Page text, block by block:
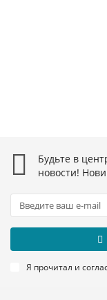
Будьте в
новости!
Я прочитал и